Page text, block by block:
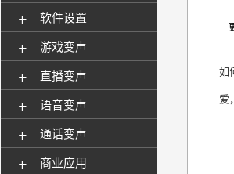
软件设置
+
游戏变声
+
直播变声
+
语音变声
+
通话变声
+
商业应用
+
如
爱